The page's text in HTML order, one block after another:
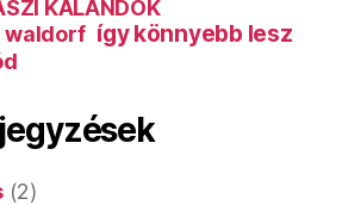
KALANDOK
waldorf így könnyebb lesz
(2)